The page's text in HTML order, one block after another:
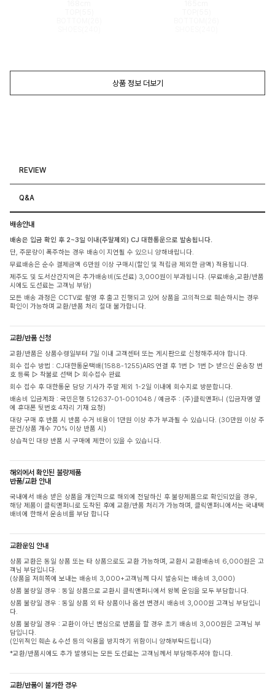
상품 정보 더보기
REVIEW
Q&A
배송안내
배송은 입금 확인 후 2~3일 이내(주말제외) CJ 대한통운으로 발송됩니다.
단, 주문량이 폭주하는 경우 배송이 지연될 수 있으니 양해바랍니다.
무료배송은 순수 결제금액 6만원 이상 구매시(할인 및 적립금 제외한 금액) 적용됩니다.
제주도 및 도서산간지역은 추가배송비(도선료) 3,000원이 부과됩니다. (무료배송,교환/반품
시에도 도선료는 고객님 부담)
모든 배송 과정은 CCTV로 촬영 후 출고 진행되고 있어 상품을 고의적으로 훼손하시는 경우
확인이 가능하며 교환/반품 처리 절대 불가합니다.
교환/반품 신청
교환/반품은 상품수령일부터 7일 이내 고객센터 또는 게시판으로 신청해주셔야 합니다.
회수 접수 방법 : CJ대한통운택배(1588-1255)ARS 연결 후 1번 ▷ 1번 ▷ 받으신 운송장 번
호 등록 ▷ 착불로 선택 ▷ 회수접수 완료
회수 접수 후 대한통운 담당 기사가 주말 제외 1-2일 이내에 회수지로 방문합니다.
배송비 입금계좌 : 국민은행 512637-01-001048 / 예금주 : (주)클릭앤퍼니 (입금자명 옆
에 휴대폰 뒷번호 4자리 기재 요청)
대량 구매 후 반품 시 반품 수거 비용이 1만원 이상 추가 부과될 수 있습니다. (30만원 이상 주
문건/상품 개수 70% 이상 반품 시)
상습적인 대량 반품 시 구매에 제한이 있을 수 있습니다.
해외에서 확인된 불량제품
반품/교환 안내
국내에서 배송 받은 상품을 개인적으로 해외에 전달하신 후 불량제품으로 확인되었을 경우,
해당 제품이 클릭앤퍼니로 도착된 후에 교환/반품 처리가 가능하며, 클릭앤퍼니에서는 국내택
배비에 한해서 운송비를 부담 합니다
교환운임 안내
상품 교환은 동일 상품 또는 타 상품으로도 교환 가능하며, 교환시 교환배송비 6,000원은 고
객님 부담입니다.
(상품을 저희쪽에 보내는 배송비 3,000+고객님께 다시 발송되는 배송비 3,000)
상품 불량일 경우 : 동일 상품으로 교환시 클릭앤퍼니에서 왕복 운임을 모두 부담합니다.
상품 불량일 경우 : 동일 상품 외 타 상품이나 옵션 변경시 배송비 3,000원 고객님 부담입니
다.
상품 불량일 경우 : 교환이 아닌 변심으로 반품을 할 경우 초기 배송비 3,000원은 고객님 부
담입니다.
(인위적인 훼손 & 수선 등의 악용을 방지하기 위함이니 양해부탁드립니다)
*교환/반품시에도 추가 발생되는 모든 도선료는 고객님께서 부담해주셔야 합니다.
교환/반품이 불가한 경우